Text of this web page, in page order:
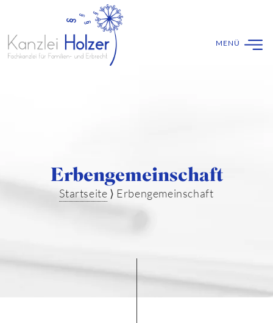
Erbengemeinschaft
Startseite ⟩ Erbengemeinschaft